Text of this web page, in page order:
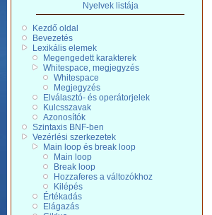
Nyelvek listája
Kezdő oldal
Bevezetés
Lexikális elemek
Megengedett karakterek
Whitespace, megjegyzés
Whitespace
Megjegyzés
Elválasztó- és operátorjelek
Kulcsszavak
Azonosítók
Szintaxis BNF-ben
Vezérlési szerkezetek
Main loop és break loop
Main loop
Break loop
Hozzaferes a változókhoz
Kilépés
Értékadás
Elágazás